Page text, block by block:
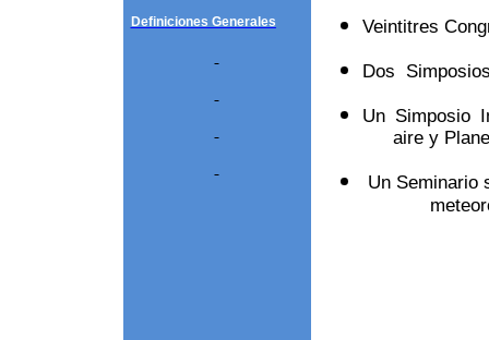
Definiciones Generales
Veintitres
Dos
Un Simposio
aire y
Un Seminario